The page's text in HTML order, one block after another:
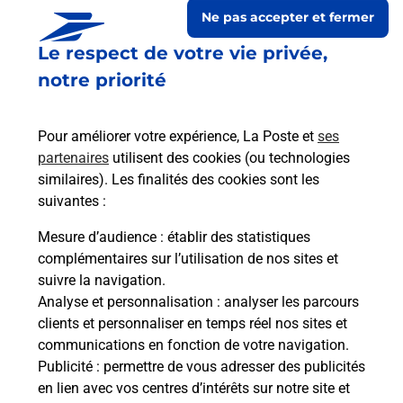
Le respect de votre vie privée,
notre priorité
Pour améliorer votre expérience, La Poste et ses
partenaires utilisent des cookies (ou technologies
similaires). Les finalités des cookies sont les
suivantes :
Mesure d’audience : établir des statistiques
complémentaires sur l’utilisation de nos sites et
suivre la navigation.
Analyse et personnalisation : analyser les parcours
clients et personnaliser en temps réel nos sites et
communications en fonction de votre navigation.
Publicité : permettre de vous adresser des publicités
en lien avec vos centres d’intérêts sur notre site et
Ne pas accepter et fermer
Collecte du courrier aujourd'hui à 09h00
13 Route Des Eaux
79130 Le Retail
Itinéraire
Le lien s'ouvre dans un nouvel onglet